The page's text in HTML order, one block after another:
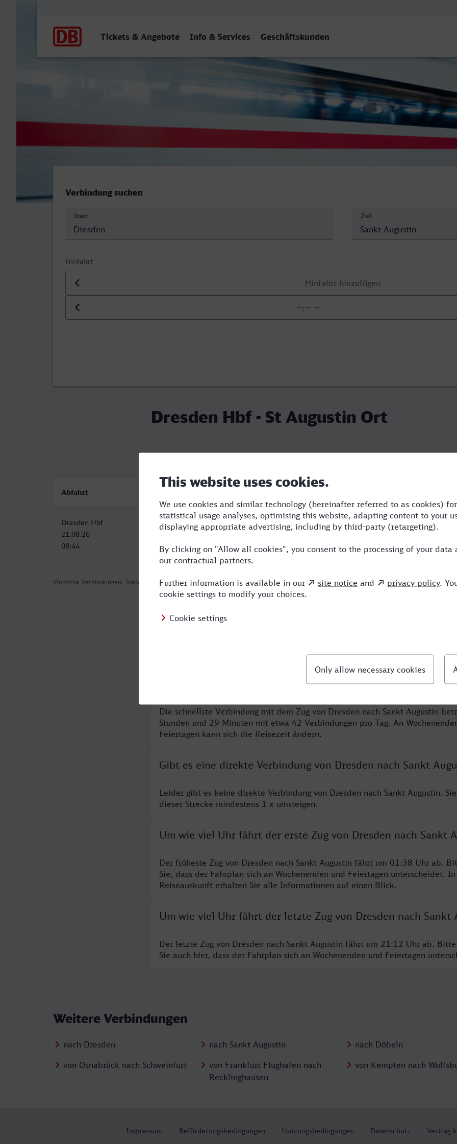
Tickets & Angebote Info & Services Geschäftskunden
Dresden Hbf - St Augustin Ort
Verbindung suchen
Start Ziel
Hinfahrt
Datum der Hinfahrt
Uhrzeit der Hinfahrt
Dresden Hbf - St Augustin Ort
Mögliche Verbindungen, Stand: 2026-08-07 02:09
Abfahrt
Dresden Hbf
21.08.26
08:44
St Augustin Ort
21.08.26
14:13
5:29 STR,ICE
Was ist die schnellste Verbindung von Dresden nach Sankt
Die schnellste Verbindung mit dem Zug von Dresden nach Sankt Augustin
Stunden und 29 Minuten mit etwa 42 Verbindungen pro Tag. An
Feiertagen kann sich die Reisezeit ändern.
Gibt es eine direkte Verbindung von Dresden nach Sankt
Leider gibt es keine direkte Verbindung von Dresden nach Sankt Augustin.
dieser Strecke mindestens 1 x umsteigen.
Um wie viel Uhr fährt der erste Zug von Dresden nach Sankt
Der früheste Zug von Dresden nach Sankt Augustin fährt um 01:38 Uhr ab.
Sie, dass der Fahrplan sich an Wochenenden und Feiertagen unterscheidet.
Reiseauskunft erhalten Sie alle Informationen auf einen Blick.
Um wie viel Uhr fährt der letzte Zug von Dresden nach Sankt
Der letzte Zug von Dresden nach Sankt Augustin fährt um 21:12 Uhr ab.
Sie auch hier, dass der Fahrplan sich an Wochenenden und Feiertagen
Weitere Verbindungen
nach Dresden nach Sankt Augustin nach Döbeln
von Osnabrück nach Schweinfurt
von Frankfurt Flughafen nach
Recklinghausen
von Kempten nach
Impressum Beförderungsbedingungen Nutzungsbedingungen Datenschutz Vertrag